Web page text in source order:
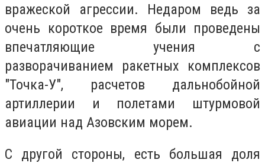
вражеской агрессии. Недаром ведь за
очень короткое время были проведены
впечатляющие учения с
разворачиванием ракетных комплексов
"Точка-У", расчетов дальнобойной
артиллерии и полетами штурмовой
авиации над Азовским морем.
С другой стороны, есть большая доля